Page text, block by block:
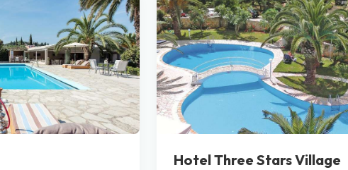
Hotel Three Stars Village